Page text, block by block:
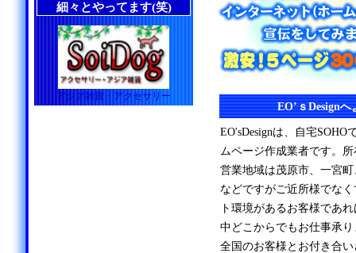
EO’ｓDesign
EO'sDesignは、自宅SOHO
ムページ作成業者です。
営業地域は茂原市、一宮
などですがご近所様でな
ト環境があるお客様であ
中どこからでもお仕事承
全国のお客様とお付き合
細々とやってます(笑)
アジア雑貨・アクセサリー